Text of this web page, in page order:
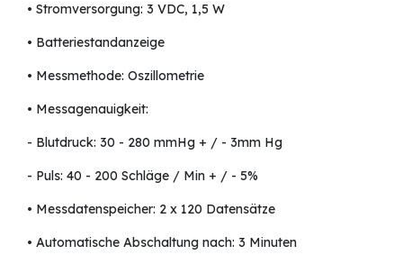
• Stromversorgung: 3 VDC, 1,5 W
• Batteriestandanzeige
• Messmethode: Oszillometrie
• Messagenauigkeit:
- Blutdruck: 30 - 280 mmHg + / - 3mm Hg
- Puls: 40 - 200 Schläge / Min + / - 5%
• Messdatenspeicher: 2 x 120 Datensätze
• Automatische Abschaltung nach: 3 Minuten